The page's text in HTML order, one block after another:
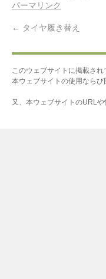
パーマリンク
← タイヤ履き替え
このウェブサイトに掲載さ
本ウェブサイトの使用なら
又、本ウェブサイトのURLや